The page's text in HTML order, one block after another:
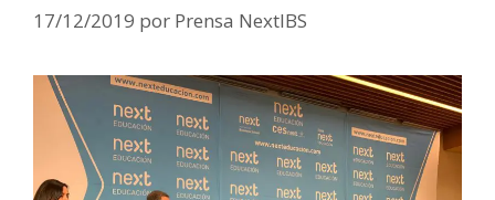
17/12/2019 por Prensa NextIBS